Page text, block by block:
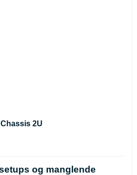
2U
og manglende